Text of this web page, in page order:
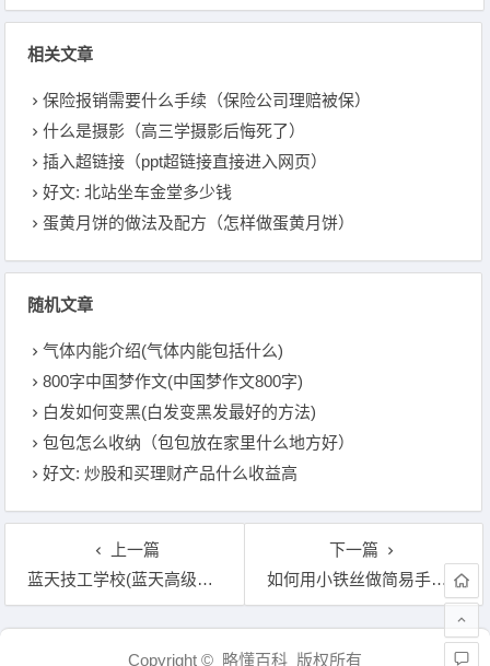
相关文章
保险报销需要什么手续（保险公司理赔被保）
什么是摄影（高三学摄影后悔死了）
插入超链接（ppt超链接直接进入网页）
好文: 北站坐车金堂多少钱
蛋黄月饼的做法及配方（怎样做蛋黄月饼）
随机文章
气体内能介绍(气体内能包括什么)
800字中国梦作文(中国梦作文800字)
白发如何变黑(白发变黑发最好的方法)
包包怎么收纳（包包放在家里什么地方好）
好文: 炒股和买理财产品什么收益高
上一篇
蓝天技工学校(蓝天高级技工学校怎么样)
下一篇
如何用小铁丝做简易手机支架（铁丝是一个承重支）
文章导航
Copyright © 略懂百科 版权所有